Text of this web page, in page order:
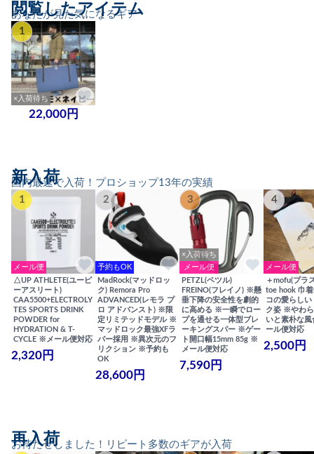
あなたが見た気になるギア
閲覧したアイテム
1
×入荷待ち
22,000円
国内最速で入荷！プロショップ13年の実績
新入荷
1
メール便
△UP ATHLETE(ユーピ
ーアスリート)
CAA5500+ELECTROLY
TES SPORTS DRINK
POWDER for
HYDRATION & T-
CYCLE ※メール便対応
2,320円
2
予約もOK
MadRock(マッドロッ
ク) Remora Pro
ADVANCED(レモラ プ
ロ アドバンスト) ※限
定リミテッドモデル ※
マッドロック最強XFラ
バー採用 ※異次元のフ
リクション ※予約も
OK
28,600円
3
×入荷待ち
メール便
PETZL(ペツル)
FREINO(フレイノ) ※懸
垂下降の安全性を劇的
に高める ※一瞬でロー
プを通せる一体型ブレ
ーキングスパー ※ゲー
ト開口幅15mm 85g ※
メール便対応
7,590円
4
メール便
＋mofu(プラ
toe hook 巾
コの愛らしい
ク姿 ※やわ
いと素朴な
ール便対応
2,500円
お待たせしました！リピート多数のギアが入荷
再入荷